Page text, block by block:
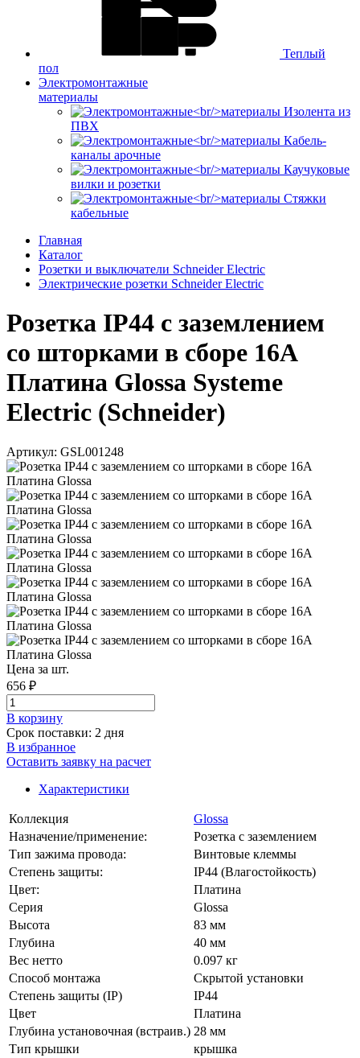
Теплый
пол
Электромонтажные
материалы
Изолента из
ПВХ
Кабель-
каналы арочные
Каучуковые
вилки и розетки
Стяжки
кабельные
Главная
Каталог
Розетки и выключатели Schneider Electric
Электрические розетки Schneider Electric
Розетка IP44 с заземлением
со шторками в сборе 16А
Платина Glossa Systeme
Electric (Schneider)
Артикул: GSL001248
Цена за шт.
656 ₽
В корзинy
Срок поставки: 2 дня
В избранное
Оставить заявку на расчет
Характеристики
Коллекция
Glossa
Назначение/применение:
Розетка с заземлением
Тип зажима провода:
Винтовые клеммы
Степень защиты:
IP44 (Влагостойкость)
Цвет:
Платина
Серия
Glossa
Высота
83 мм
Глубина
40 мм
Вес нетто
0.097 кг
Способ монтажа
Скрытой установки
Степень защиты (IP)
IP44
Цвет
Платина
Глубина установочная (встраив.) 28 мм
Тип крышки
крышка